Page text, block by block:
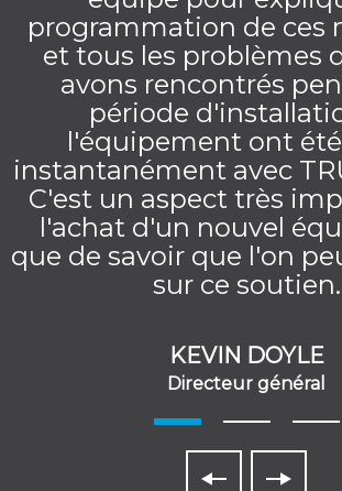
programmation de ces
et tous les problèmes
avons rencontrés
période
l'équipement ont
instantanément avec
C'est un aspect très
l'achat d'un nouvel
que de savoir que l'on
sur ce soutien.
KEVIN DOYLE
Directeur général